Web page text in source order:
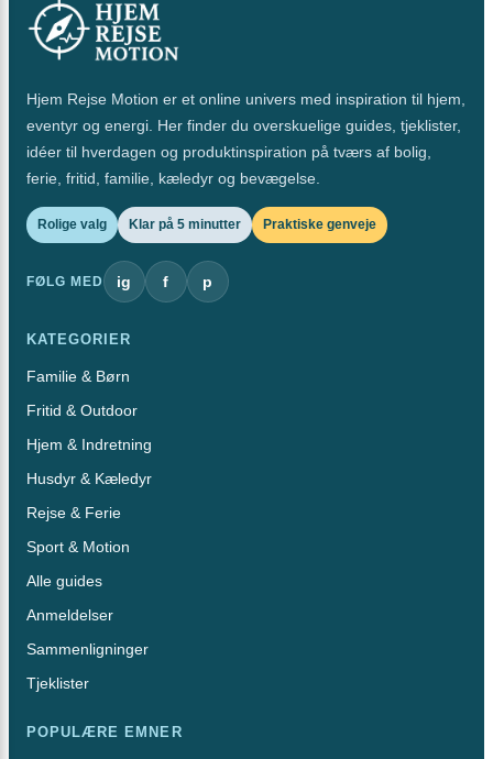
Hjem Rejse Motion er et online univers med inspiration til hjem,
eventyr og energi. Her finder du overskuelige guides, tjeklister,
idéer til hverdagen og produktinspiration på tværs af bolig,
ferie, fritid, familie, kæledyr og bevægelse.
Rolige valg Klar på 5 minutter Praktiske genveje
FØLG MED ig f p
KATEGORIER
Familie & Børn
Fritid & Outdoor
Hjem & Indretning
Husdyr & Kæledyr
Rejse & Ferie
Sport & Motion
Alle guides
Anmeldelser
Sammenligninger
Tjeklister
POPULÆRE EMNER